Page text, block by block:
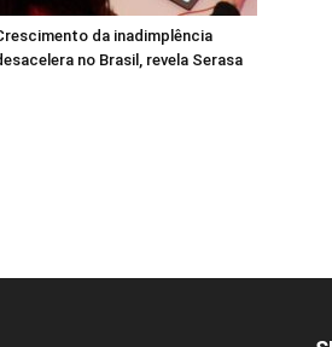
da inadimplência
no Brasil, revela Serasa